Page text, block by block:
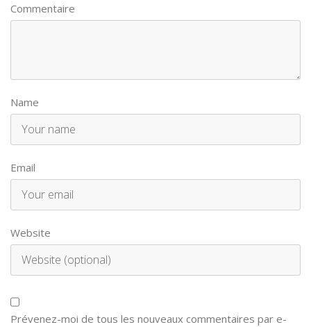
Commentaire
Name
Email
Website
Prévenez-moi de tous les nouveaux commentaires par e-